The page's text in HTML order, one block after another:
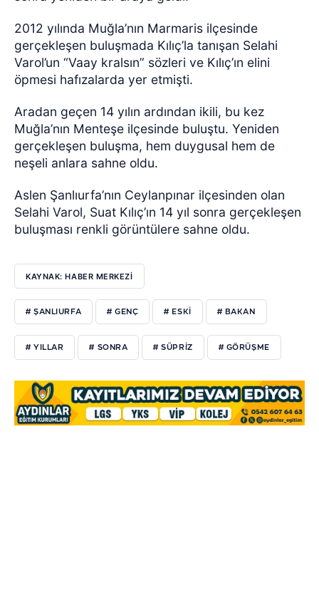
2012 yılında Muğla’nın Marmaris ilçesinde
gerçekleşen buluşmada Kılıç’la tanışan Selahi
Varol’un “Vaay kralsın” sözleri ve Kılıç’ın elini
öpmesi hafızalarda yer etmişti.
Aradan geçen 14 yılın ardından ikili, bu kez
Muğla’nın Menteşe ilçesinde buluştu. Yeniden
gerçekleşen buluşma, hem duygusal hem de
neşeli anlara sahne oldu.
Aslen Şanlıurfa’nın Ceylanpınar ilçesinden olan
Selahi Varol, Suat Kılıç’ın 14 yıl sonra gerçekleşen
buluşması renkli görüntülere sahne oldu.
KAYNAK: HABER MERKEZİ
# ŞANLIURFA # GENÇ # ESKİ # BAKAN
# YILLAR # SONRA # SÜPRİZ # GÖRÜŞME